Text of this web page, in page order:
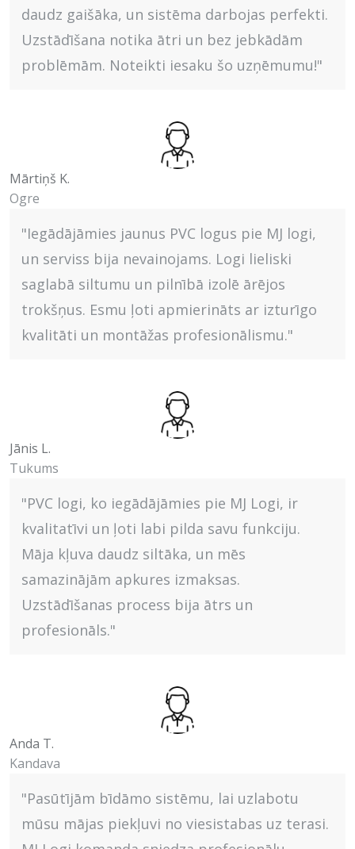
daudz gaišāka, un sistēma darbojas perfekti.
Uzstādīšana notika ātri un bez jebkādām
problēmām. Noteikti iesaku šo uzņēmumu!"
Mārtiņš K.
Ogre
"Iegādājāmies jaunus PVC logus pie MJ logi,
un serviss bija nevainojams. Logi lieliski
saglabā siltumu un pilnībā izolē ārējos
trokšņus. Esmu ļoti apmierināts ar izturīgo
kvalitāti un montāžas profesionālismu."
Jānis L.
Tukums
"PVC logi, ko iegādājāmies pie MJ Logi, ir
kvalitatīvi un ļoti labi pilda savu funkciju.
Māja kļuva daudz siltāka, un mēs
samazinājām apkures izmaksas.
Uzstādīšanas process bija ātrs un
profesionāls."
Anda T.
Kandava
"Pasūtījām bīdāmo sistēmu, lai uzlabotu
mūsu mājas piekļuvi no viesistabas uz terasi.